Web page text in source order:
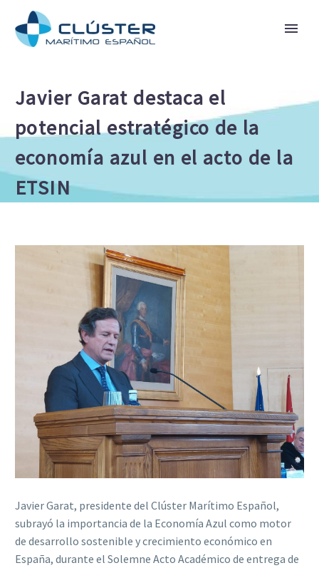
Javier Garat destaca el
potencial estratégico de la
economía azul en el acto de la
ETSIN
Javier Garat, presidente del Clúster Marítimo Español,
subrayó la importancia de la Economía Azul como motor
de desarrollo sostenible y crecimiento económico en
España, durante el Solemne Acto Académico de entrega de